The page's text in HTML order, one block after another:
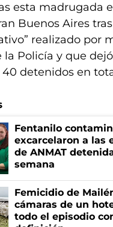
esta madrugada
Buenos Aires
realizado por
la Policía y que dejó
detenidos en
Fentanilo
excarcelaron a las
de ANMAT
semana
Femicidio de
cámaras de un
todo el episodio